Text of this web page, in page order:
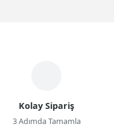
yani
Kolay Sipariş
3 Adımda Tamamla